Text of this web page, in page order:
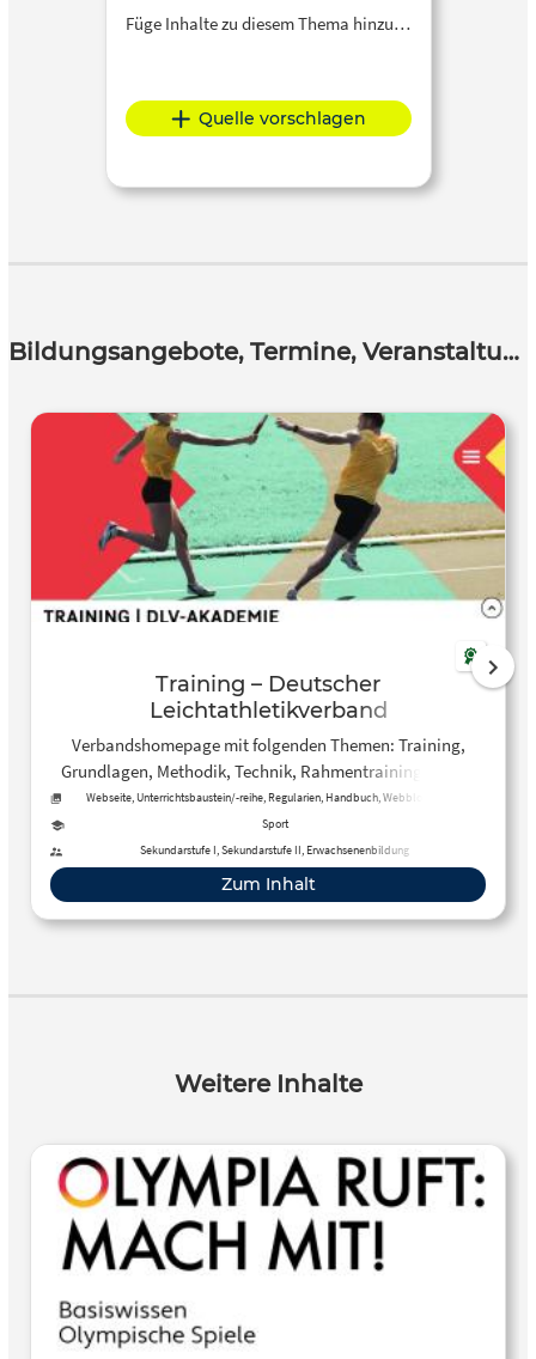
Füge Inhalte zu diesem Thema hinzu…
Quelle vorschlagen
Bildungsangebote, Termine, Veranstaltungen
Training – Deutscher
Leichtathletikverband
Verbandshomepage mit folgenden Themen: Training,
Grundlagen, Methodik, Technik, Rahmentrainingspläne,
Best-Practice-Modelle, Psychologie
Webseite, Unterrichtsbaustein/-reihe, Regularien, Handbuch, Webblog, Event,
Sport
Sekundarstufe I, Sekundarstufe II, Erwachsenenbildung
Zum Inhalt
Weitere Inhalte